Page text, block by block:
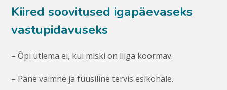
Kiired soovitused igapäevaseks
vastupidavuseks
– Õpi ütlema ei, kui miski on liiga koormav.
– Pane vaimne ja füüsiline tervis esikohale.